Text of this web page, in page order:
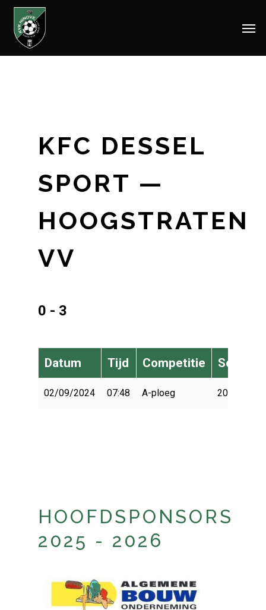
Skip
KFC DESSEL
SPORT —
HOOGSTRATEN
VV
0 - 3
Datum Tijd Competitie Seizoen
02/09/2024 07:48 A-ploeg 2024-2025
HOOFDSPONSORS
2025 - 2026